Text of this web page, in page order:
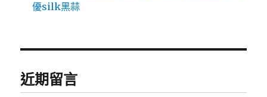
優silk黑蒜
近期留言